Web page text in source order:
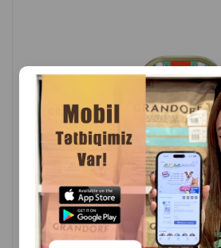
Gündəlik qidalanma və əsas yemə
İştahanın artırılması üçün.
Bütün yaş qruplarındakı pişiklər üçün.
Həssas həzm sistemi olan pişiklər
Çəki: 40 q.
( Rəylər)
Çəki Qiymət
1 ədəd
2.50